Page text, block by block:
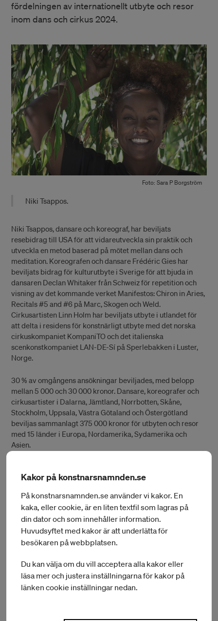
fördelningen av internationellt utbyte och resor
inom dans och cirkus 2024.
Foto: Sara P Borgström
Niki Tsappos.
Niki Tsappos, dansare och koreograf, har beviljats
resebidrag till USA för att vidareutveckla sin praktik och
utveckla en metod baserad på mötet mellan dans och
meditation. Koreografen och dansare Frédéric Gies har
beviljats bidrag för kulturutbyte i Sverige för att bjuda in
dansaren Declan Whitaker från Schweiz för repetition och
visning av det kommande verket Manifestos: Chiron in Aries,
Recitals #5 and #6 på Marc, Skogen och Weld.
Cirkusartisten Linn Holm har beviljats utbyte i utlandet för
att delta i residens för konstnärligt utbyte med det norska
cirkuskompaniet KompaniTO och det italienska
scenkonstkompaniet LAN-DE-Sí på Sperlebakken i Luster,
Norge.
30 % av omgångens ansökningar beviljades, med belopp
mellan 5 000 och 30 000 kronor. Dansare, koreografer och
cirkusartister i Dalarna, Jämtland, Norrbotten, Skåne,
Stockholm, Uppsala, Västra Götaland och Östergötland
beviljas sammanlagt 375 000 kronor för utbyten och resor
med 15 länder i Europa, Nordamerika, Sydamerika och
Asien.
utbyte och resebidrag är att stödja konstnärers möjligheter
Bidragen avser att stödja konstnärer som är inbjudna till
utlandet för ett publikt framträdande eller samarbete, för
egeninitierade arbets- eller studievistelser i utlandet där
inbjudan saknas samt för konstnärers internationella
samarbeten i Sverige.
Bidrag till internationella utbyten och resor kan sökas
löpande och beslutas fyra gånger per år. Nästa deadline för
att ansöka är 16 april 2024 med beslut i maj.
Kakor på konstnarsnamnden.se
På konstnarsnamnden.se använder vi kakor. En
kaka, eller cookie, är en liten textfil som lagras på
din dator och som innehåller information.
Huvudsyftet med kakor är att underlätta för
besökaren på webbplatsen.
Du kan välja om du vill acceptera alla kakor eller
läsa mer och justera inställningarna för kakor på
länken cookie inställningar nedan.